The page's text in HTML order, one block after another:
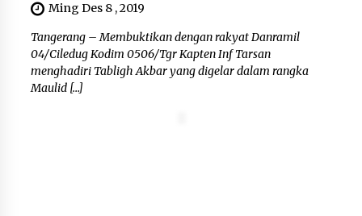
Ming Des 8 , 2019
Tangerang – Membuktikan dengan rakyat Danramil
04/Ciledug Kodim 0506/Tgr Kapten Inf Tarsan
menghadiri Tabligh Akbar yang digelar dalam rangka
Maulid […]